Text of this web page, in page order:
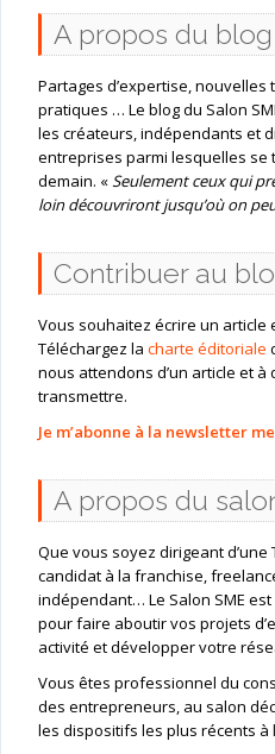
A propos du blog
Partages d’expertise, nouvelles
pratiques … Le blog du Salon
les créateurs, indépendants et
entreprises parmi lesquelles se
demain. «Seulement ceux qui
loin découvriront jusqu’où on
Contribuer au
Vous souhaitez écrire un article
Téléchargez la charte éditoriale
nous attendons d’un article et à
transmettre.
Je m’abonne à la newsletter
A propos du
Que vous soyez dirigeant d’une
candidat à la franchise,
indépendant… Le Salon SME
pour faire aboutir vos projets
activité et développer votre
Vous êtes professionnel du
des entrepreneurs, au salon
les dispositifs les plus récents à